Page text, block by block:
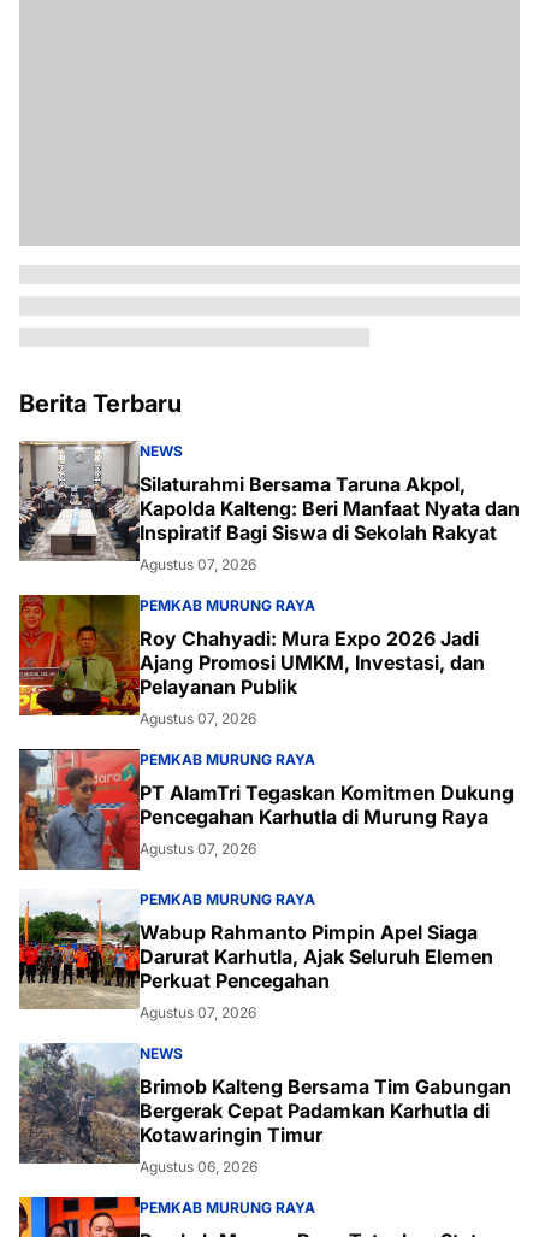
Berita Terbaru
NEWS
Silaturahmi Bersama Taruna Akpol,
Kapolda Kalteng: Beri Manfaat Nyata dan
Inspiratif Bagi Siswa di Sekolah Rakyat
Agustus 07, 2026
PEMKAB MURUNG RAYA
Roy Chahyadi: Mura Expo 2026 Jadi
Ajang Promosi UMKM, Investasi, dan
Pelayanan Publik
Agustus 07, 2026
PEMKAB MURUNG RAYA
PT AlamTri Tegaskan Komitmen Dukung
Pencegahan Karhutla di Murung Raya
Agustus 07, 2026
PEMKAB MURUNG RAYA
Wabup Rahmanto Pimpin Apel Siaga
Darurat Karhutla, Ajak Seluruh Elemen
Perkuat Pencegahan
Agustus 07, 2026
NEWS
Brimob Kalteng Bersama Tim Gabungan
Bergerak Cepat Padamkan Karhutla di
Kotawaringin Timur
Agustus 06, 2026
PEMKAB MURUNG RAYA